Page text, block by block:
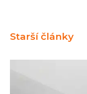
Starší články